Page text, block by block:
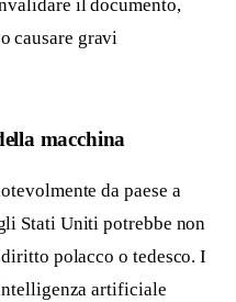
il documento,
causare gravi
macchina
da paese a
Stati Uniti potrebbe non
polacco o tedesco. I
artificiale